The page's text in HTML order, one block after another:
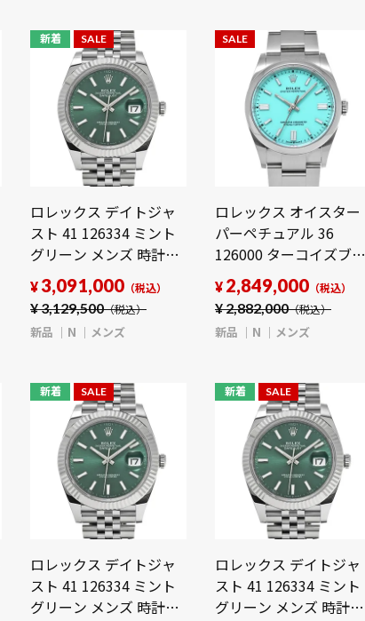
新着 SALE
ロレックス デイトジャ
スト 41 126334 ミント
グリーン メンズ 時計
【新品】
【wristwatch】
¥3,129,500（税込）
¥ 3,091,000 （税込）
新品 N メンズ
SALE
ロレックス オイスター
パーペチュアル 36
126000 ターコイズブル
ー メンズ 時計 【新品】
【wristwatch】
¥2,882,000（税込）
¥ 2,849,000 （税込）
新品 N メンズ
新着 SALE
ロレックス デイトジャ
スト 41 126334 ミント
グリーン メンズ 時計
新着 SALE
ロレックス デイトジャ
スト 41 126334 ミント
グリーン メンズ 時計